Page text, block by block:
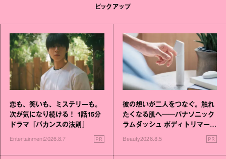
ピックアップ
恋も、笑いも、ミステリーも。
次が気になり続ける！ 1話15分
ドラマ『バカンスの法則』
Entertainment2026.8.7 PR
彼の想いが二人をつなぐ。触れ
たくなる肌へ──パナソニック
ラムダッシュ ボディトリマーが
Beauty2026.8.5 PR